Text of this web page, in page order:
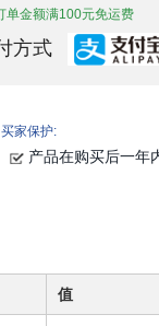
单金额满100元免运费
方式
买家保护:
产品在购买后一年
值